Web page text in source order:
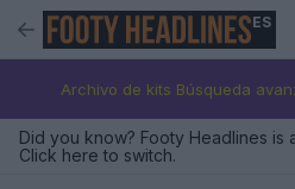
ES
Archivo de kits Búsqueda
Did you know? Footy Headlines is
Click here to switch.